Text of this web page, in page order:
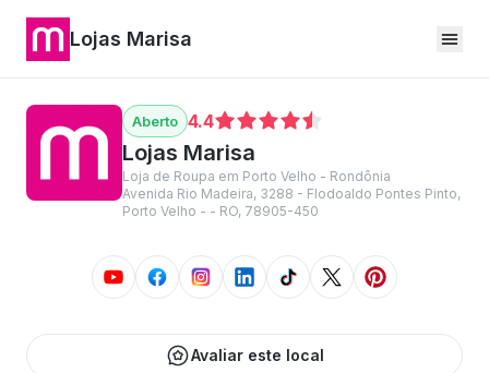
Lojas Marisa
4.4
Lojas Marisa
Loja de Roupa em Porto Velho - Rondônia
Avenida Rio Madeira, 3288 - Flodoaldo Pontes Pinto,
Porto Velho - - RO, 78905-450
Avaliar este local